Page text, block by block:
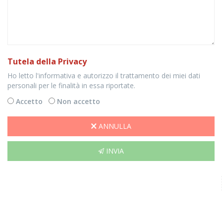
Tutela della Privacy
Ho letto l'informativa e autorizzo il trattamento dei miei dati
personali per le finalità in essa riportate.
Accetto
Non accetto
ANNULLA
INVIA